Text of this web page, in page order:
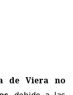
de Viera no